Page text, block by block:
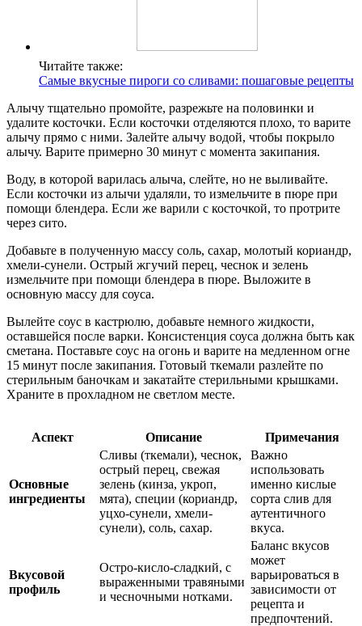
Читайте также:
Самые вкусные пироги со сливами: пошаговые рецепты
Алычу тщательно промойте, разрежьте на половинки и
удалите косточки. Если косточки отделяются плохо, то варите
алычу прямо с ними. Залейте алычу водой, чтобы покрыло
алычу. Варите примерно 30 минут с момента закипания.
Воду, в которой варилась алыча, слейте, но не выливайте.
Если косточки из алычи удаляли, то измельчите в пюре при
помощи блендера. Если же варили с косточкой, то протрите
через сито.
Добавьте в полученную массу соль, сахар, молотый кориандр,
хмели-сунели. Острый жгучий перец, чеснок и зелень
измельчите при помощи блендера в пюре. Выложите в
основную массу для соуса.
Вылейте соус в кастрюлю, добавьте немного жидкости,
оставшейся после варки. Консистенция соуса должна быть как
сметана. Поставьте соус на огонь и варите на медленном огне
15 минут после закипания. Готовый ткемали разлейте по
стерильным баночкам и закатайте стерильными крышками.
Храните в прохладном не светлом месте.
Аспект Описание Примечания
Основные
ингредиенты
Сливы (ткемали), чеснок,
острый перец, свежая
зелень (кинза, укроп,
мята), специи (кориандр,
уцхо-сунели, хмели-
сунели), соль, сахар.
Важно
использовать
именно кислые
сорта слив для
аутентичного
вкуса.
Вкусовой
профиль
Остро-кисло-сладкий, с
выраженными травяными
и чесночными нотками.
Баланс вкусов
может
варьироваться в
зависимости от
рецепта и
предпочтений.